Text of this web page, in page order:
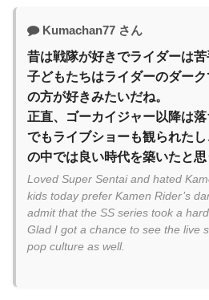
Kumachan77 さん
昔は戦隊が好きでライダーは
子どもたちはライダーのダー
の方が好きみたいだね。
正直、ゴーカイジャー以降は落
でもライブショーも観られた
の中では良い時代を築いたと思
Loved Super Sentai and hated
kids today prefer Kamen Rider’s
admit that the SS series took a
Glad I got a chance to see the live
pop culture as well.